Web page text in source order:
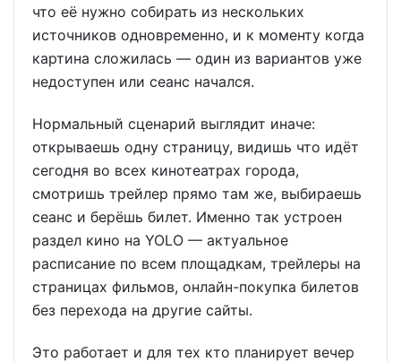
что её нужно собирать из нескольких
источников одновременно, и к моменту когда
картина сложилась — один из вариантов уже
недоступен или сеанс начался.
Нормальный сценарий выглядит иначе:
открываешь одну страницу, видишь что идёт
сегодня во всех кинотеатрах города,
смотришь трейлер прямо там же, выбираешь
сеанс и берёшь билет. Именно так устроен
раздел кино на YOLO — актуальное
расписание по всем площадкам, трейлеры на
страницах фильмов, онлайн-покупка билетов
без перехода на другие сайты.
Это работает и для тех кто планирует вечер